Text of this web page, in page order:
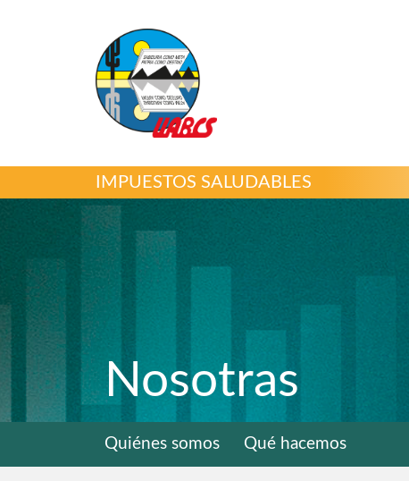
IMPUESTOS SALUDABLES
Nosotras
Quiénes somos Qué hacemos